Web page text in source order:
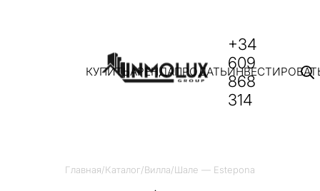
КУПИТЬАРЕНДАПРОДАТЬ
+34
609
868
314
Главная/Каталог/Вилла/Шале — Estepona